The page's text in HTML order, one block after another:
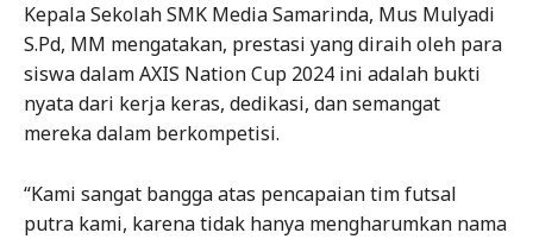
Kepala Sekolah SMK Media Samarinda, Mus Mulyadi
S.Pd, MM mengatakan, prestasi yang diraih oleh para
siswa dalam AXIS Nation Cup 2024 ini adalah bukti
nyata dari kerja keras, dedikasi, dan semangat
mereka dalam berkompetisi.
“Kami sangat bangga atas pencapaian tim futsal
putra kami, karena tidak hanya mengharumkan nama